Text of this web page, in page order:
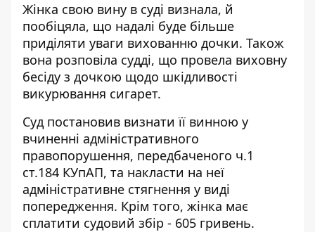
Жінка свою вину в суді визнала, й
пообіцяла, що надалі буде більше
приділяти уваги вихованню дочки. Також
вона розповіла судді, що провела виховну
бесіду з дочкою щодо шкідливості
викурювання сигарет.
Суд постановив визнати її винною у
вчиненні адміністративного
правопорушення, передбаченого ч.1
ст.184 КУпАП, та накласти на неї
адміністративне стягнення у виді
попередження. Крім того, жінка має
сплатити судовий збір - 605 гривень.